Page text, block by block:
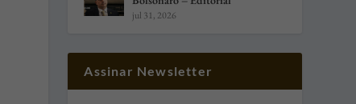
jul 31, 2026
Assinar Newsletter